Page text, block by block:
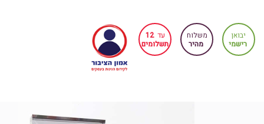
יבואן
רישמי
משלוח
מהיר
עד 12
תשלומים